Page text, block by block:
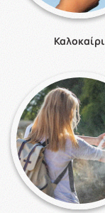
Καλοκαίρι